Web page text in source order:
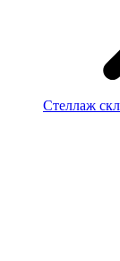
Стеллаж